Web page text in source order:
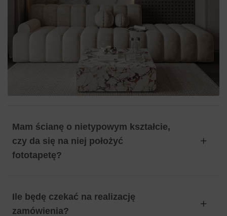
Mam ścianę o nietypowym kształcie,
czy da się na niej położyć
fototapetę?
Ile będę czekać na realizację
zamówienia?